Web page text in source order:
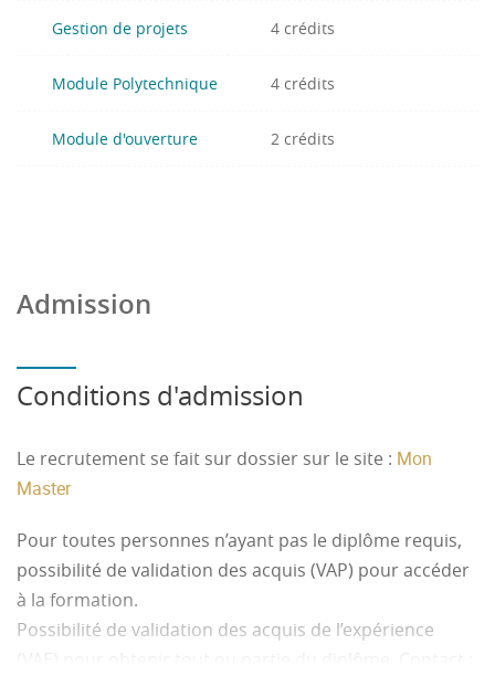
Gestion de projets 4 crédits
Module Polytechnique 4 crédits
Module d'ouverture 2 crédits
Admission
Conditions d'admission
Le recrutement se fait sur dossier sur le site : Mon
Master
Pour toutes personnes n’ayant pas le diplôme requis,
possibilité de validation des acquis (VAP) pour accéder
à la formation.
Possibilité de validation des acquis de l’expérience